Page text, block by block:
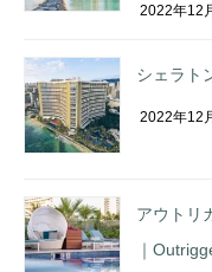
2022年12
シェラト
2022年12
アウトリ
｜